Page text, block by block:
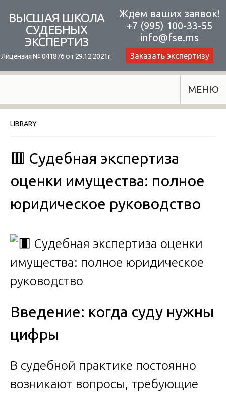
content
ВЫСШАЯ ШКОЛА
СУДЕБНЫХ
ЭКСПЕРТИЗ
Лицензия № 041876 от 29.12.2021г.
Ждем ваших заявок!
+7 (995) 100-33-55
info@fse.ms
Заказать экспертизу
МЕНЮ
LIBRARY
🟥 Судебная экспертиза
оценки имущества: полное
юридическое руководство
Введение: когда суду нужны
цифры
В судебной практике постоянно
возникают вопросы, требующие